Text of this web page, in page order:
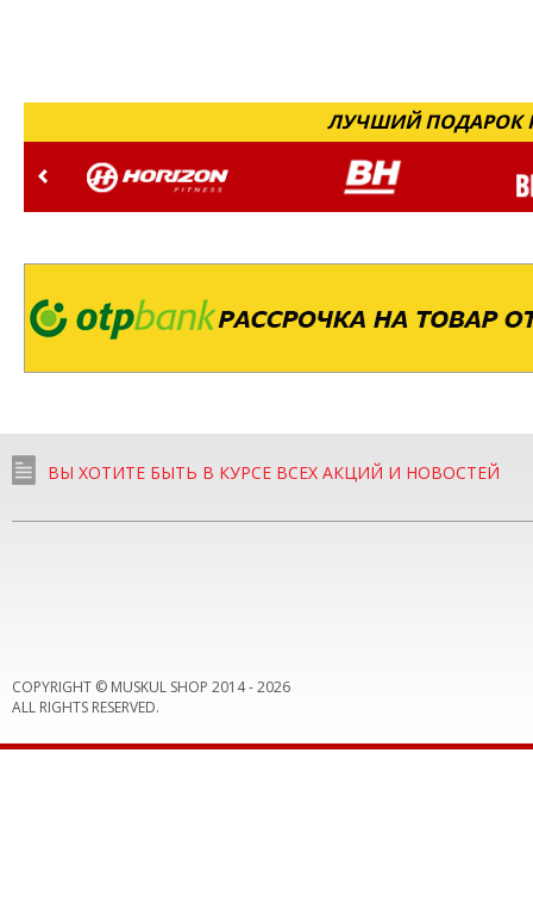
ЛУЧШИЙ ПОДАРОК
ВЫ ХОТИТЕ БЫТЬ В КУРСЕ ВСЕХ АКЦИЙ И НОВОСТЕЙ
COPYRIGHT © MUSKUL SHOP 2014 -2026
ALL RIGHTS RESERVED.